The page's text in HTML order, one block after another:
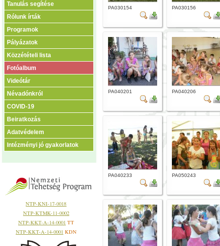
Tanulás segítése
Rólunk írták
Programok
Pályázatok
Közzétételi lista
Fotóalbum
Videótár
Névadónkról
COVID-19
Beiratkozás
Adatvédelem
Intézményi jó gyakorlatok
NTP-KNI-17-0018
NTP-KTMK-11-0002
NTP-KKT-A-14-0001 TT
NTP-KKT-A-14-0001 KDN
PA030154 PA030156
PA040201 PA040206
PA040233 PA050243